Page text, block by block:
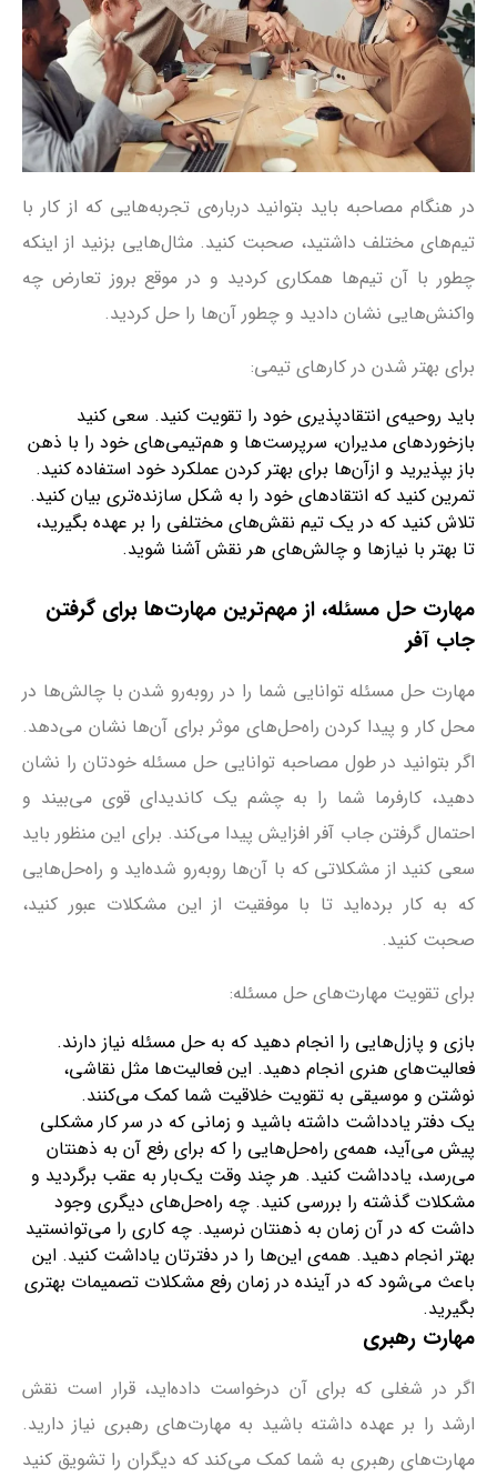
در هنگام مصاحبه باید بتوانید درباره‌ی تجربه‌هایی که از کار با
تیم‌های مختلف داشتید، صحبت کنید. مثال‌هایی بزنید از اینکه
چطور با آن تیم‌ها همکاری کردید و در موقع بروز تعارض چه
واکنش‌هایی نشان دادید و چطور آن‌ها را حل کردید.
برای بهتر شدن در کارهای تیمی:
باید روحیه‌ی انتقاد‌پذیری خود را تقویت کنید. سعی کنید
بازخوردهای مدیران، سرپرست‌ها و هم‌تیمی‌های خود را با ذهن
باز بپذیرید و ازآن‌ها برای بهتر کردن عملکرد خود استفاده کنید.
تمرین کنید که انتقادهای خود را به شکل سازنده‌تری بیان کنید.
تلاش کنید که در یک تیم نقش‌های مختلفی را بر عهده بگیرید،
تا بهتر با نیازها و چالش‌های هر نقش آشنا شوید.
مهارت‌ حل مسئله، از مهم‌ترین مهارت‌ها برای گرفتن
جاب آفر
مهارت حل مسئله توانایی شما را در روبه‌رو شدن با چالش‌ها در
محل کار و پیدا کردن راه‌حل‌های موثر برای آن‌ها نشان می‌دهد.
اگر بتوانید در طول مصاحبه توانایی حل مسئله خودتان را نشان
دهید، کارفرما شما را به چشم یک کاندیدای قوی می‌بیند و
احتمال گرفتن جاب آفر افزایش پیدا می‌کند. برای این منظور باید
سعی کنید از مشکلاتی که با آن‌ها رو‌به‌رو شده‌اید و راه‌حل‌هایی
که به کار برده‌اید تا با موفقیت از این مشکلات عبور کنید،
صحبت کنید.
برای تقویت مهارت‌های حل مسئله:
بازی و پازل‌هایی را انجام دهید که به حل مسئله نیاز دارند.
فعالیت‌های هنری انجام دهید. این فعالیت‌ها مثل نقاشی،
نوشتن و موسیقی به تقویت خلاقیت شما کمک می‌کنند.
یک دفتر یادداشت داشته باشید و زمانی که در سر کار مشکلی
پیش می‌آید، همه‌ی راه‌حل‌هایی را که برای رفع آن به ذهنتان
می‌رسد، یادداشت کنید. هر چند وقت یک‌بار به عقب برگردید و
مشکلات گذشته را بررسی کنید. چه راه‌حل‌های دیگری وجود
داشت که در آن زمان به ذهنتان نرسید. چه کاری را می‌توانستید
بهتر انجام دهید. همه‌ی این‌ها را در دفترتان یاداشت کنید. این
باعث می‌شود که در آینده در زمان رفع مشکلات تصمیمات بهتری
بگیرید.
مهارت رهبری
اگر در شغلی که برای آن درخواست داده‌اید، قرار است نقش
ارشد را بر عهده داشته باشید به مهارت‌های رهبری نیاز دارید.
مهارت‌های رهبری به شما کمک می‌کند که دیگران را تشویق کنید